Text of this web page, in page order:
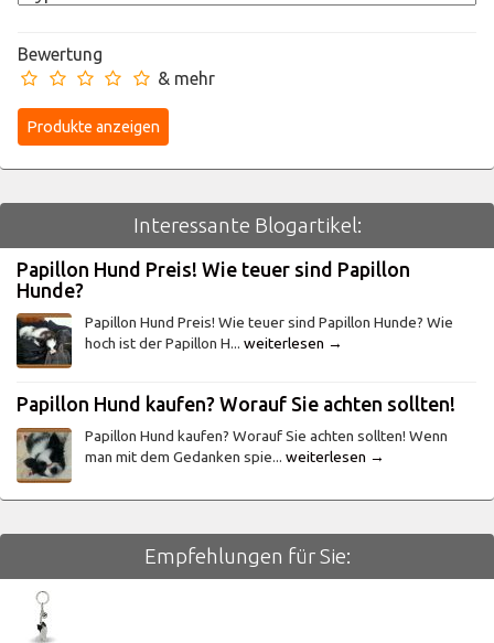
Bewertung
& mehr
Interessante Blogartikel:
Papillon Hund Preis! Wie teuer sind Papillon
Hunde?
Papillon Hund Preis! Wie teuer sind Papillon Hunde? Wie
hoch ist der Papillon H... weiterlesen →
Papillon Hund kaufen? Worauf Sie achten sollten!
Papillon Hund kaufen? Worauf Sie achten sollten! Wenn
man mit dem Gedanken spie... weiterlesen →
Empfehlungen für Sie: